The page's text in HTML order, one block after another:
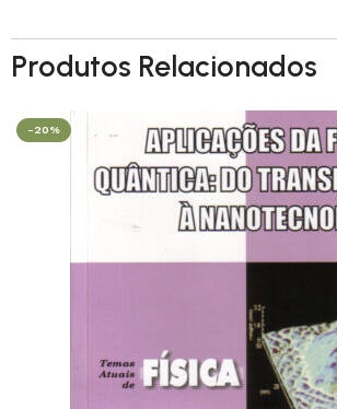
Produtos Relacionados
-20%